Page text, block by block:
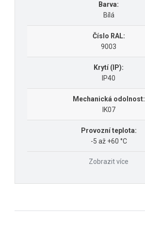
Barva:
Bílá
Číslo RAL:
9003
Krytí (IP):
IP40
Mechanická odolnost:
IK07
Provozní teplota:
-5 až +60 °C
Zobrazit více